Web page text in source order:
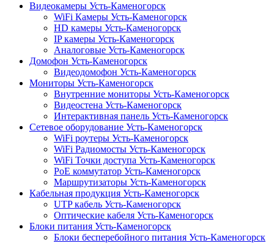
Видеокамеры Усть-Каменогорск
WiFi Камеры Усть-Каменогорск
HD камеры Усть-Каменогорск
IP камеры Усть-Каменогорск
Аналоговые Усть-Каменогорск
Домофон Усть-Каменогорск
Видеодомофон Усть-Каменогорск
Мониторы Усть-Каменогорск
Внутренние мониторы Усть-Каменогорск
Видеостена Усть-Каменогорск
Интерактивная панель Усть-Каменогорск
Сетевое оборудование Усть-Каменогорск
WiFi роутеры Усть-Каменогорск
WiFi Радиомосты Усть-Каменогорск
WiFi Точки доступа Усть-Каменогорск
PoE коммутатор Усть-Каменогорск
Маршрутизаторы Усть-Каменогорск
Кабельная продукция Усть-Каменогорск
UTP кабель Усть-Каменогорск
Оптические кабеля Усть-Каменогорск
Блоки питания Усть-Каменогорск
Блоки бесперебойного питания Усть-Каменогорск